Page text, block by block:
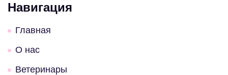
Навигация
Главная
О нас
Ветеринары